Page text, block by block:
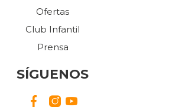
Ofertas
Club Infantil
Prensa
SÍGUENOS